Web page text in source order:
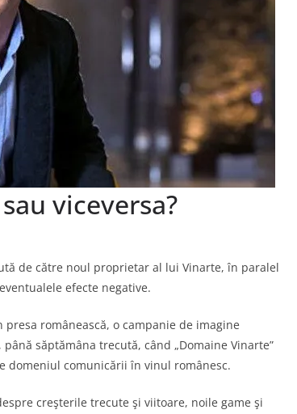
viceversa?
de către noul proprietar al lui Vinarte, în paralel
efecte negative.
românească, o campanie de imagine
săptămâna trecută, când „Domaine Vinarte”
domeniul comunicării în vinul românesc.
creşterile trecute şi viitoare, noile game şi